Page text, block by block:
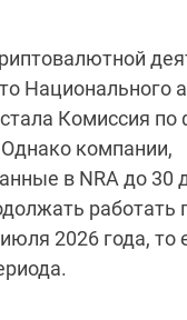
Национального
Комиссия
компании,
в NRA до 30
работать
2026 года, то